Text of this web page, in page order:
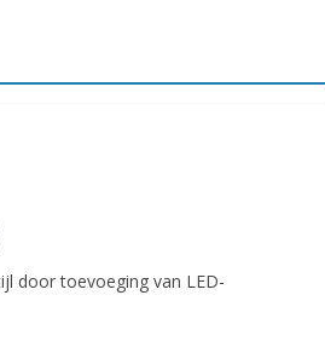
door toevoeging van LED-